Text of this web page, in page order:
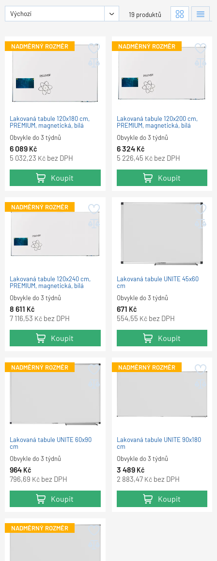
Výchozí 19 produktů
NADMĚRNÝ ROZMĚR
Lakovaná tabule 120x180 cm,
PREMIUM, magnetická, bílá
Obvykle do 3 týdnů
6 089 Kč
5 032,23 Kč bez DPH
Koupit
NADMĚRNÝ ROZMĚR
Lakovaná tabule 120x200 cm,
PREMIUM, magnetická, bílá
Obvykle do 3 týdnů
6 324 Kč
5 226,45 Kč bez DPH
Koupit
NADMĚRNÝ ROZMĚR
Lakovaná tabule 120x240 cm,
PREMIUM, magnetická, bílá
Obvykle do 3 týdnů
8 611 Kč
7 116,53 Kč bez DPH
Koupit
Lakovaná tabule UNITE 45x60
cm
Obvykle do 3 týdnů
671 Kč
554,55 Kč bez DPH
Koupit
NADMĚRNÝ ROZMĚR
Lakovaná tabule UNITE 60x90
cm
Obvykle do 3 týdnů
964 Kč
796,69 Kč bez DPH
Koupit
NADMĚRNÝ ROZMĚR
Lakovaná tabule UNITE 90x180
cm
Obvykle do 3 týdnů
3 489 Kč
2 883,47 Kč bez DPH
Koupit
NADMĚRNÝ ROZMĚR